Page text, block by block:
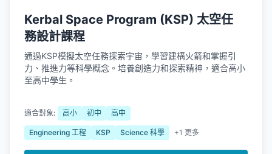
Kerbal Space Program (KSP) 太空任
務設計課程
通過KSP模擬太空任務探索宇宙，學習建構火箭和掌握引
力、推進力等科學概念。培養創造力和探索精神，適合高小
至高中學生。
適合對象: 高小 初中 高中
Engineering 工程 KSP Science 科學 +1 更多